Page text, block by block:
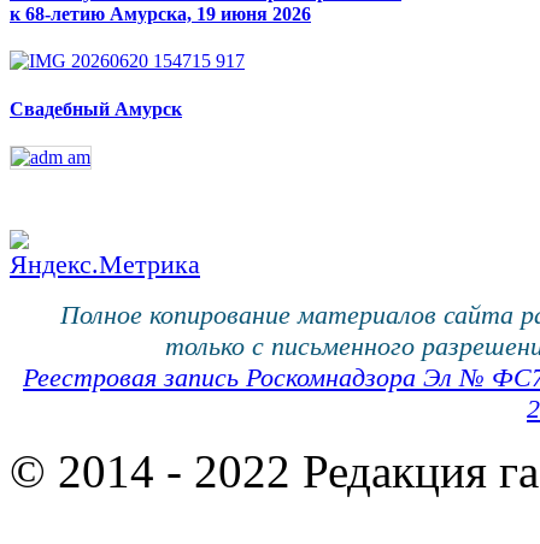
к 68-летию Амурска, 19 июня 2026
Свадебный Амурск
Полное копирование материалов сайта
только с письменного
Реестровая запись Роскомнадзора Эл №
© 2014 - 2022 Редакция